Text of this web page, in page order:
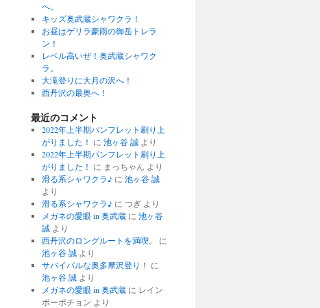
へ。
キッズ奥武蔵シャワクラ！
お昼はゲリラ豪雨の御岳トレラ
ン！
レベル高いぜ！奥武蔵シャワク
ラ。
大滝登りに大月の沢へ！
西丹沢の最奥へ！
最近のコメント
2022年上半期パンフレット刷り上
がりました！ に 池ヶ谷 誠より
2022年上半期パンフレット刷り上
がりました！ に まっちゃん より
滑る系シャワクラ♪に 池ヶ谷 誠
より
滑る系シャワクラ♪に つぎより
メガネの愛眼 in 奥武蔵に 池ヶ谷
誠より
西丹沢のロングルートを満喫。
に
池ヶ谷 誠より
サバイバルな奥多摩沢登り！ に
池ヶ谷 誠より
メガネの愛眼 in 奥武蔵に レイン
ボーポチョン より